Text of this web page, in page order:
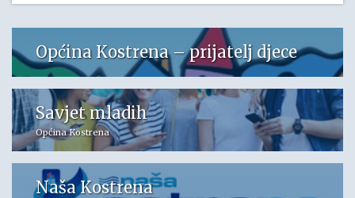
Općina Kostrena – prijatelj djece
Savjet mladih
Općina Kostrena
Naša Kostrena